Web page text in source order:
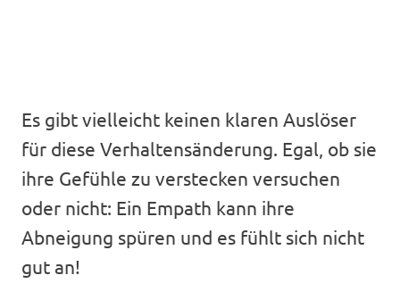
Es gibt vielleicht keinen klaren Auslöser
für diese Verhaltensänderung. Egal, ob sie
ihre Gefühle zu verstecken versuchen
oder nicht: Ein Empath kann ihre
Abneigung spüren und es fühlt sich nicht
gut an!